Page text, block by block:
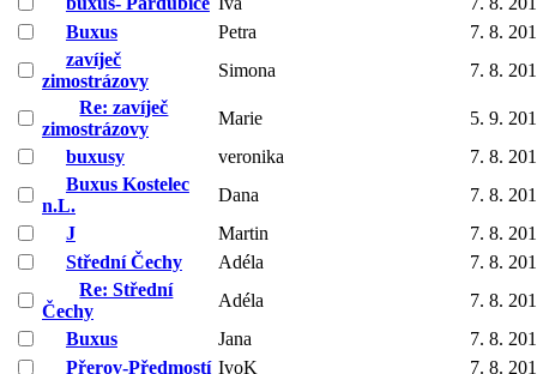
Buxus
Petra
7. 8.
zavíječ
zimostrázovy
Simona
7. 8.
Re: zavíječ
zimostrázovy
Marie
5. 9.
buxusy
veronika
7. 8.
Buxus Kostelec
n.L.
Dana
7. 8.
J
Martin
7. 8.
Střední Čechy
Adéla
7. 8.
Re: Střední
Čechy
Adéla
7. 8.
Buxus
Jana
7. 8.
Přerov-Předmostí IvoK 7. 8.